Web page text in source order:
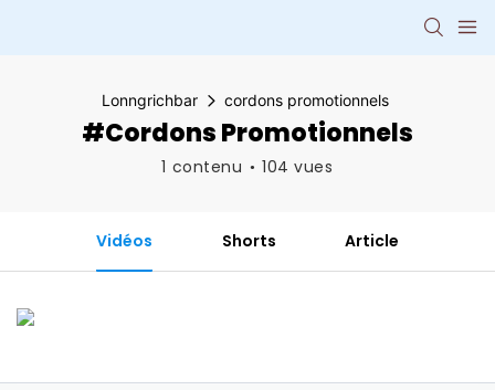
Lonngrichbar cordons promotionnels
#cordons Promotionnels
1 contenu 104 vues
Vidéos Shorts Article